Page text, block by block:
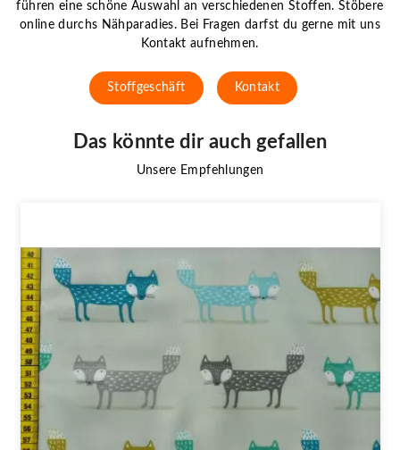
führen eine schöne Auswahl an verschiedenen Stoffen. Stöbere
online durchs Nähparadies. Bei Fragen darfst du gerne mit uns
Kontakt aufnehmen.
Stoffgeschäft Kontakt
Das könnte dir auch gefallen
Unsere Empfehlungen